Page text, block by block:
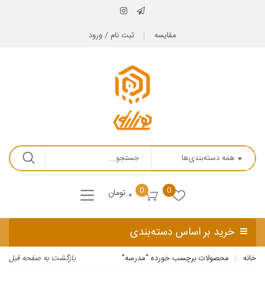
مقایسه ثبت نام / ورود
0
0 ۰ تومان
خرید بر اساس دسته‌بندی
خانه محصولات برچسب خورده “مدرسه” بازگشت به صفحه قبل